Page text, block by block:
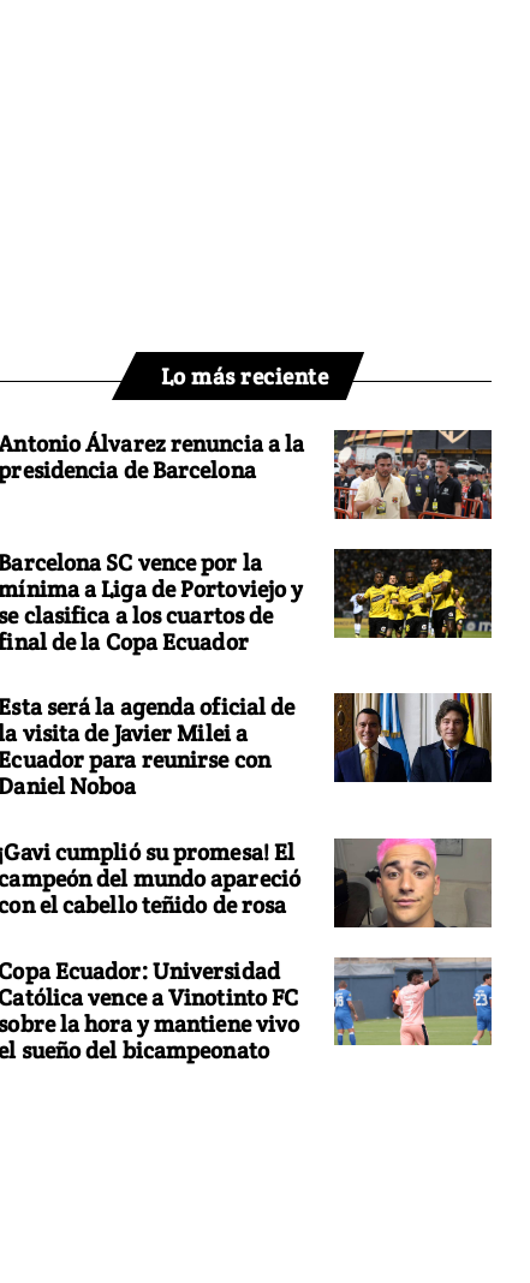
Lo más reciente
Álvarez renuncia a la
de Barcelona
SC vence por la
a Liga de Portoviejo y
se clasifica a los cuartos de
de la Copa Ecuador
será la agenda oficial de
visita de Javier Milei a
para reunirse con
Noboa
¡Gavi cumplió su promesa! El
del mundo apareció
el cabello teñido de rosa
Ecuador: Universidad
vence a Vinotinto FC
sobre la hora y mantiene vivo
sueño del bicampeonato